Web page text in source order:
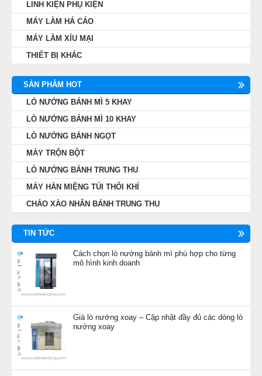
LINH KIỆN PHỤ KIỆN
MÁY LÀM HÁ CẢO
MÁY LÀM XÍU MẠI
THIẾT BỊ KHÁC
SẢN PHẨM HOT
LÒ NƯỚNG BÁNH MÌ 5 KHAY
LÒ NƯỚNG BÁNH MÌ 10 KHAY
LÒ NƯỚNG BÁNH NGỌT
MÁY TRỘN BỘT
LÒ NƯỚNG BÁNH TRUNG THU
MÁY HÀN MIỆNG TÚI THỔI KHÍ
CHẢO XÀO NHÂN BÁNH TRUNG THU
TIN TỨC
Cách chọn lò nướng bánh mì phù hợp cho từng
mô hình kinh doanh
Giá lò nướng xoay – Cập nhật đầy đủ các dòng lò
nướng xoay